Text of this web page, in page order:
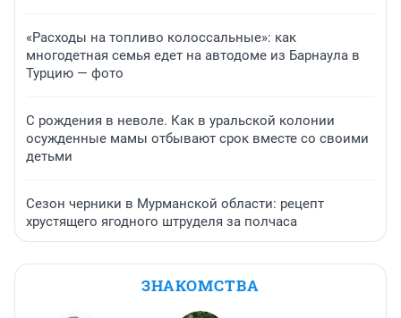
«Расходы на топливо колоссальные»: как
многодетная семья едет на автодоме из Барнаула в
Турцию — фото
С рождения в неволе. Как в уральской колонии
осужденные мамы отбывают срок вместе со своими
детьми
Сезон черники в Мурманской области: рецепт
хрустящего ягодного штруделя за полчаса
ЗНАКОМСТВА